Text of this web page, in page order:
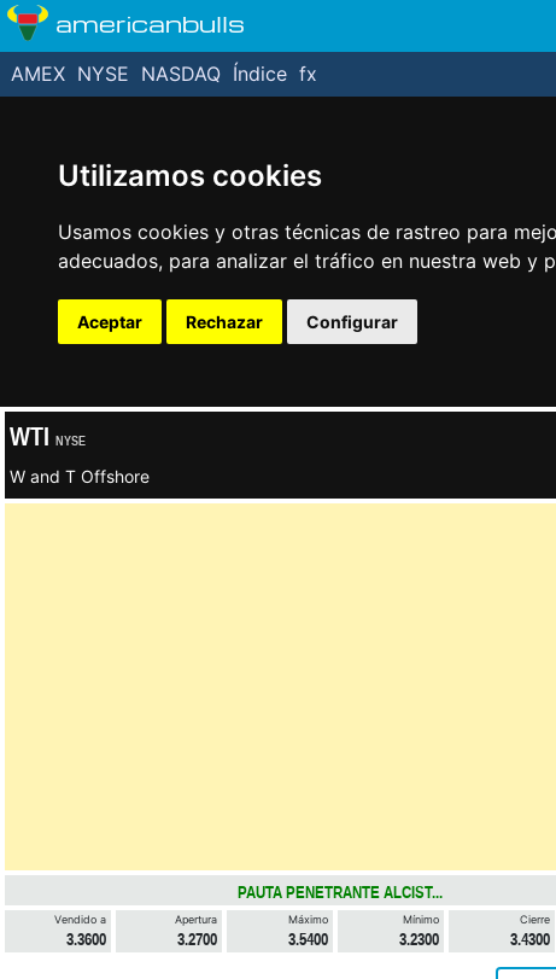
Utilizamos cookies
Usamos cookies y otras técnicas de rastreo para
adecuados, para analizar el tráfico en nuestra web y
Aceptar Rechazar Configurar
americanbulls
AMEX NYSE NASDAQ Índice fx
WTI NYSE
W and T Offshore
PAUTA PENETRANTE ALCIST...
Vendido a
3.3600
Apertura
3.2700
Máximo
3.5400
Mínimo
3.2300
Cierre
3.4300